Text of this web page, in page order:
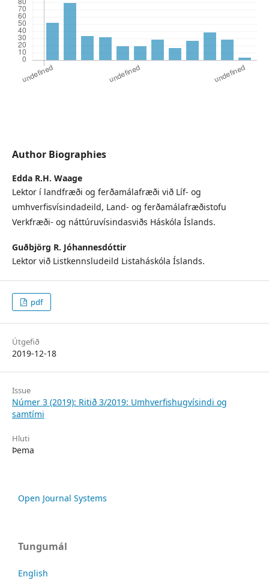
Author Biographies
Edda R.H. Waage
Lektor í landfræði og ferðamálafræði við Líf- og
umhverfisvísindadeild, Land- og ferðamálafræðistofu
Verkfræði- og náttúruvísindasviðs Háskóla Íslands.
Guðbjörg R. Jóhannesdóttir
Lektor við Listkennsludeild Listaháskóla Íslands.
pdf
Útgefið
2019-12-18
Issue
Númer 3 (2019): Ritið 3/2019: Umhverfishugvísindi og
samtími
Hluti
Þema
Open Journal Systems
Tungumál
English